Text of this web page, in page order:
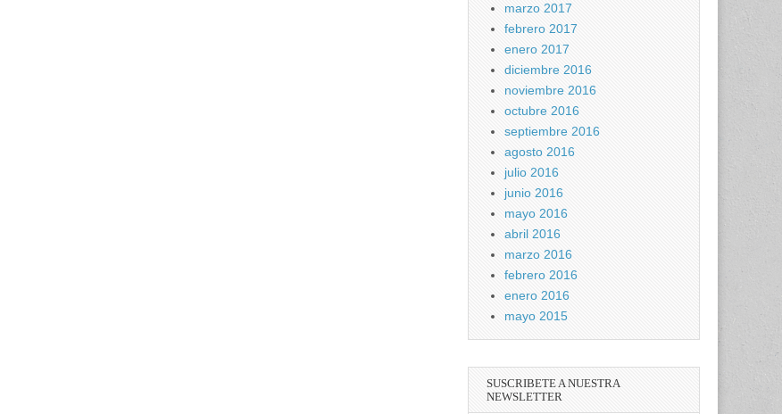
marzo 2017
febrero 2017
enero 2017
diciembre 2016
noviembre 2016
octubre 2016
septiembre 2016
agosto 2016
julio 2016
junio 2016
mayo 2016
abril 2016
marzo 2016
febrero 2016
enero 2016
mayo 2015
SUSCRIBETE A NUESTRA
NEWSLETTER